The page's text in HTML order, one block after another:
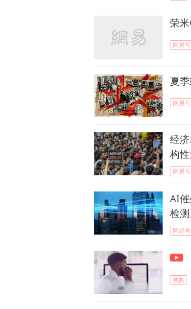
荣
网易号
夏
网易号
经
构性
网易号
AI
检测
网易号
视频